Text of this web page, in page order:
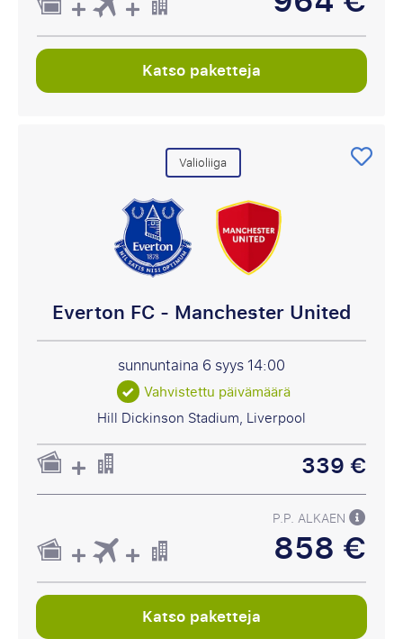
Katso paketteja
Valioliiga
Everton FC - Manchester United
sunnuntaina 6 syys14:00
Vahvistettu päivämäärä
Hill Dickinson Stadium, Liverpool
339 €
P.P. ALKAEN
858 €
Katso paketteja